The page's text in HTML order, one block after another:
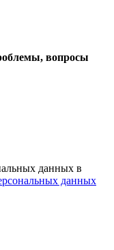
вопросы
данных в
данных